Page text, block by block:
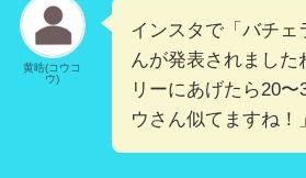
黄晧(コウコ
ウ)
インスタで「バチェ
んが発表されました
リーにあげたら20〜
ウさん似てますね！